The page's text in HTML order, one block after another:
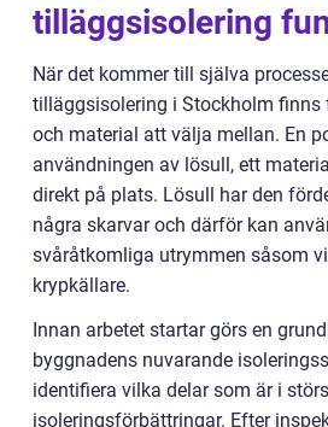
tilläggsisolering
När det kommer till själva
tilläggsisolering i Stockholm finns
och material att välja mellan. En
användningen av lösull, ett
direkt på plats. Lösull har den
några skarvar och därför kan
svåråtkomliga utrymmen såsom
krypkällare.
Innan arbetet startar görs en
byggnadens nuvarande
identifiera vilka delar som är i
isoleringsförbättringar. Efter